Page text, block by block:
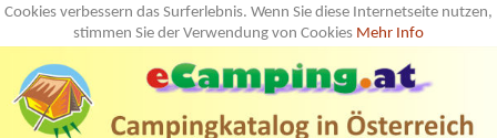
Cookies verbessern das Surferlebnis. Wenn Sie diese Internetseite nutzen,
stimmen Sie der Verwendung von Cookies Mehr Info